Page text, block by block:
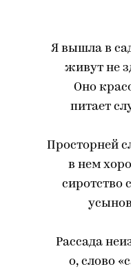
Я вышла в
живут не
Оно
питает
Просторней
в нем
сиротство
Рассада
о, слово